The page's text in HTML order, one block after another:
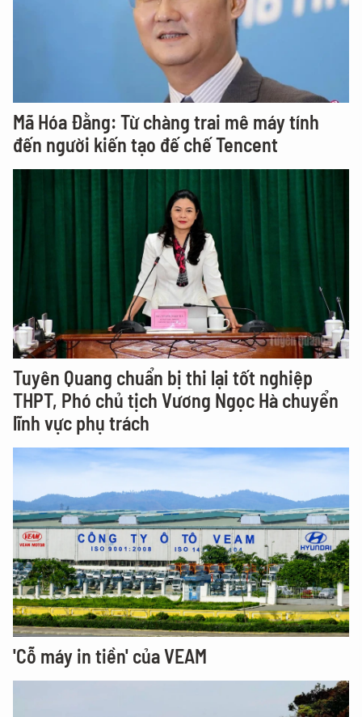
Mã Hóa Đằng: Từ chàng trai mê máy tính
đến người kiến tạo đế chế Tencent
Tuyên Quang chuẩn bị thi lại tốt nghiệp
THPT, Phó chủ tịch Vương Ngọc Hà chuyển
lĩnh vực phụ trách
'Cỗ máy in tiền' của VEAM